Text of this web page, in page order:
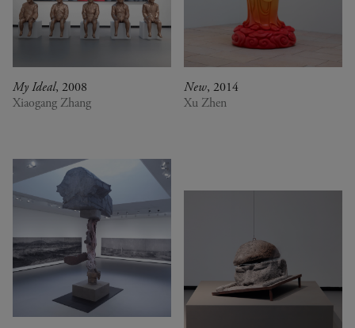
My Ideal, 2008
Xiaogang Zhang
New, 2014
Xu Zhen